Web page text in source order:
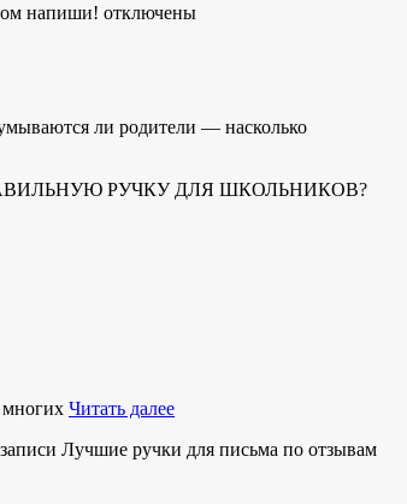
напиши! отключены
ли родители — насколько
РУЧКУ ДЛЯ ШКОЛЬНИКОВ?
многих Читать далее
Лучшие ручки для письма по отзывам